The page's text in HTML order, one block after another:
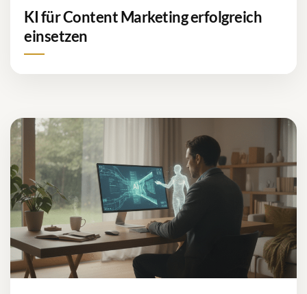
KI für Content Marketing erfolgreich
einsetzen